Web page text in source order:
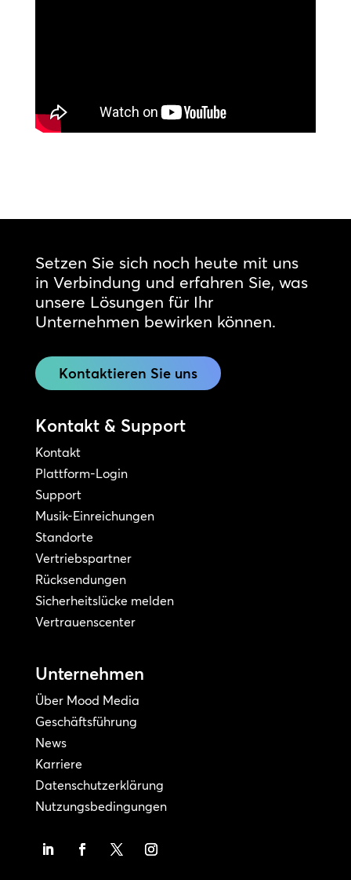
Setzen Sie sich noch heute mit uns
in Verbindung und erfahren Sie, was
unsere Lösungen für Ihr
Unternehmen bewirken können.
Kontaktieren Sie uns
Kontakt & Support
Kontakt
Plattform-Login
Support
Musik-Einreichungen
Standorte
Vertriebspartner
Rücksendungen
Sicherheitslücke melden
Vertrauenscenter
Unternehmen
Über Mood Media
Geschäftsführung
News
Karriere
Datenschutzerklärung
Nutzungsbedingungen